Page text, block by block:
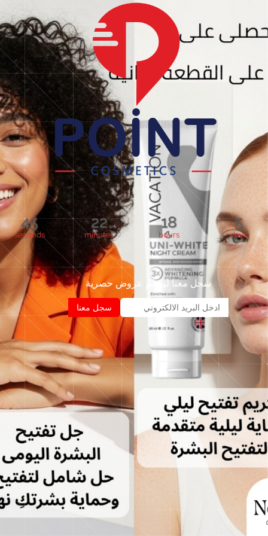
5
days
18
hours
22
minutes
45
seconds
سجل معنا ليصلم عروض حصرية